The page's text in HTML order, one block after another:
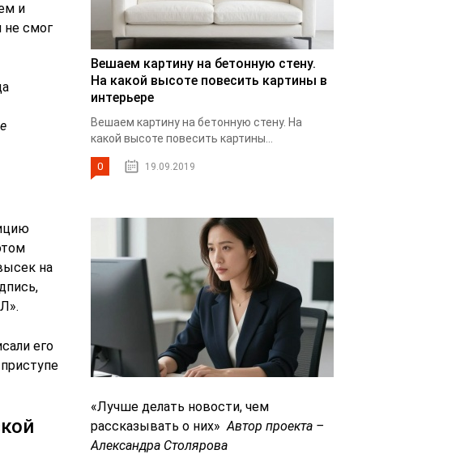
и
не смог
на
его
Вешаем картину на бетонную стену.
На какой высоте повесить картины в
интерьере
Вешаем картину на бетонную стену. На
какой высоте повесить картины...
0 19.09.2019
«Лучше делать новости, чем
рассказывать о них»Автор проекта –
Александра Столярова